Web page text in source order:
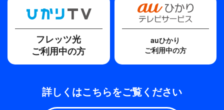
フレッツ光
ご利用中の方
auひかり
ご利用中の方
詳しくはこちらをご覧ください